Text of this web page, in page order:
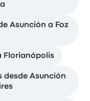
Asunción a Foz
Florianópolis
desde Asunción